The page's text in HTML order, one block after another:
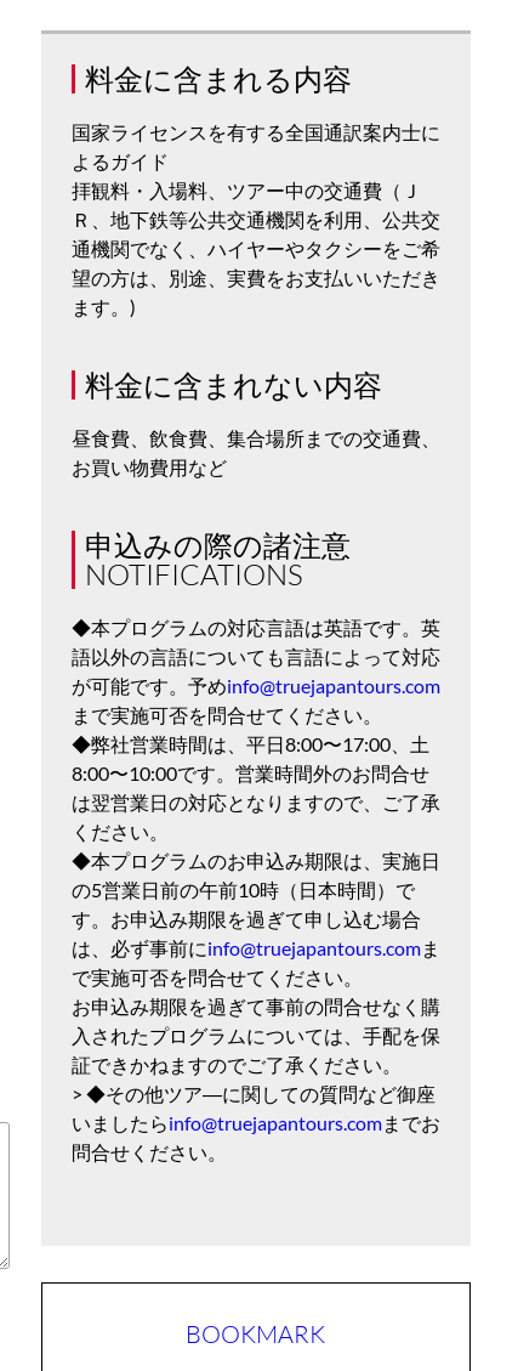
料金に含まれる内容
国家ライセンスを有する全国通訳案内士に
よるガイド
拝観料・入場料、ツアー中の交通費（Ｊ
Ｒ、地下鉄等公共交通機関を利用、公共交
通機関でなく、ハイヤーやタクシーをご希
望の方は、別途、実費をお支払いいただき
ます。)
料金に含まれない内容
昼食費、飲食費、集合場所までの交通費、
お買い物費用など
申込みの際の諸注意
NOTIFICATIONS
◆本プログラムの対応言語は英語です。英
語以外の言語についても言語によって対応
が可能です。予めinfo@truejapantours.com
まで実施可否を問合せてください。
◆弊社営業時間は、平日8:00〜17:00、土
8:00〜10:00です。営業時間外のお問合せ
は翌営業日の対応となりますので、ご了承
ください。
◆本プログラムのお申込み期限は、実施日
の5営業日前の午前10時（日本時間）で
す。お申込み期限を過ぎて申し込む場合
は、必ず事前にinfo@truejapantours.comま
で実施可否を問合せてください。
お申込み期限を過ぎて事前の問合せなく購
入されたプログラムについては、手配を保
証できかねますのでご了承ください。
> ◆その他ツア―に関しての質問など御座
いましたらinfo@truejapantours.comまでお
問合せください。
BOOKMARK